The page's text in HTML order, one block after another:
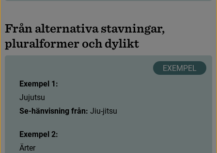
Frånalternativastavningar,
pluralformerochdylikt
Exempel 1:
Jujutsu
Se-hänvisning från: Jiu-jitsu
Exempel 2:
Ärter